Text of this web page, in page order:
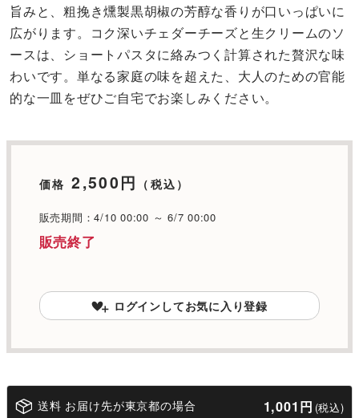
旨みと、粗挽き燻製黒胡椒の芳醇な香りが口いっぱいに
広がります。コク深いチェダーチーズと生クリームのソ
ースは、ショートパスタに絡みつく計算された贅沢な味
わいです。単なる家庭の味を超えた、大人のための官能
的な一皿をぜひご自宅でお楽しみください。
価格 2,500円 （税込）
販売期間：4/10 00:00 ～ 6/7 00:00
販売終了
ログインしてお気に入り登録
送料 お届け先が東京都の場合 1,001円 (税込)